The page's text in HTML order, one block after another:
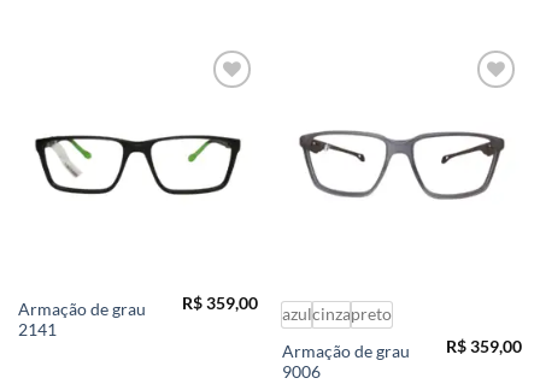
Armação de grau
2141
R$359,00
azulcinzapreto
Armação de grau
9006
R$359,00